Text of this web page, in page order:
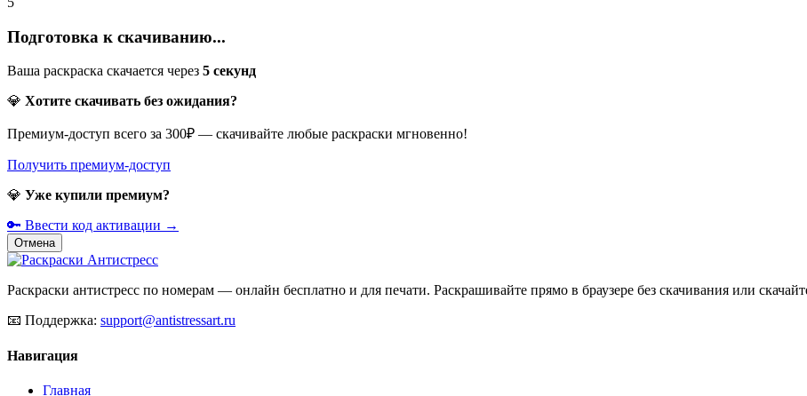
Подготовка к скачиванию...
Ваша раскраска скачается через 5 секунд
💎 Хотите скачивать без ожидания?
Премиум-доступ всего за 300₽ — скачивайте любые раскраски мгновенно!
Получить премиум-доступ
💎 Уже купили премиум?
🔑 Ввести код активации →
Отмена
Раскраски антистресс по номерам — онлайн бесплатно и для печати. Раскрашивайте прямо в браузере без скачивания или
📧 Поддержка: support@antistressart.ru
Навигация
Главная